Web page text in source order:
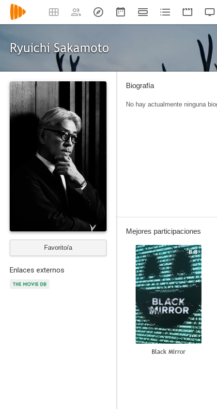
Ryuichi Sakamoto
Favorito/a
Enlaces externos
Biografía
No hay actualmente ninguna
Mejores participaciones
8.8
Black Mirror